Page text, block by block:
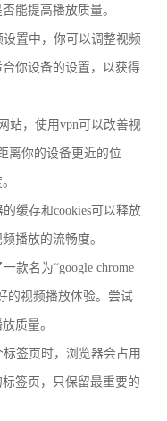
能提高播放质量。
置中，你可以调整视频
你设备的设置，以获得
站，使用vpn可以改善视
离你的设备更近的位
缓存和cookies可以释放
播放的流畅度。
款名为“google chrome
的视频播放体验。尝试
质量。
签页时，浏览器会占用
签页，只保留最重要的